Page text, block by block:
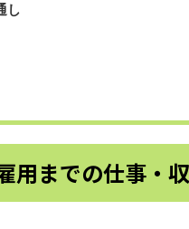
し
用までの仕事・